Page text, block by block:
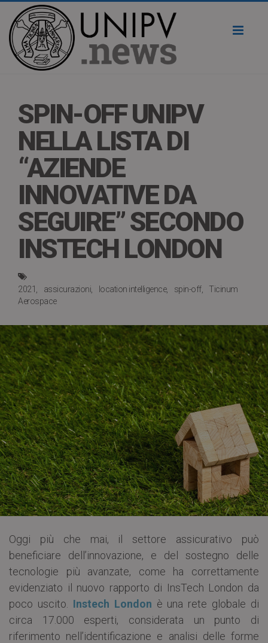
SPIN-OFF UNIPV
NELLA LISTA DI
“AZIENDE
INNOVATIVE DA
SEGUIRE” SECONDO
INSTECH LONDON
2021 assicurazioni location intelligence spin-off
Ticinum
Aerospace
Oggi più che mai, il settore assicurativo può
beneficiare dell’innovazione, e del sostegno delle
tecnologie più avanzate, come ha correttamente
evidenziato il nuovo rapporto di InsTech London da
poco uscito. Instech London è una rete globale di
circa 17.000 esperti, considerata un punto di
riferimento nell’identificazione e analisi delle forme